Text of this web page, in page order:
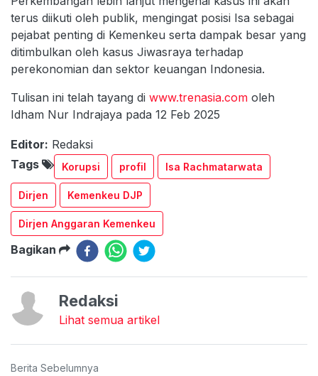
terus diikuti oleh publik, mengingat posisi Isa sebagai
pejabat penting di Kemenkeu serta dampak besar yang
ditimbulkan oleh kasus Jiwasraya terhadap
perekonomian dan sektor keuangan Indonesia.
Tulisan ini telah tayang di www.trenasia.com oleh
Idham Nur Indrajaya pada 12 Feb 2025
Editor: Redaksi
Tags
Korupsi profil Isa Rachmatarwata
Dirjen Kemenkeu DJP
Dirjen Anggaran Kemenkeu
Bagikan
Redaksi
Lihat semua artikel
Berita Sebelumnya